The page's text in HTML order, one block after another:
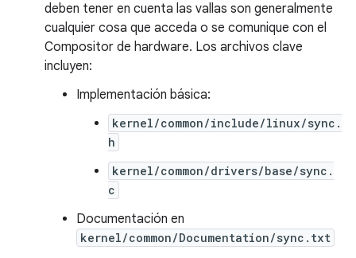
deben tener en cuenta las vallas son generalmente
cualquier cosa que acceda o se comunique con el
Compositor de hardware. Los archivos clave
incluyen:
Implementación básica:
kernel/common/include/linux/sync.
h
kernel/common/drivers/base/sync.
c
Documentación en
kernel/common/Documentation/sync.txt